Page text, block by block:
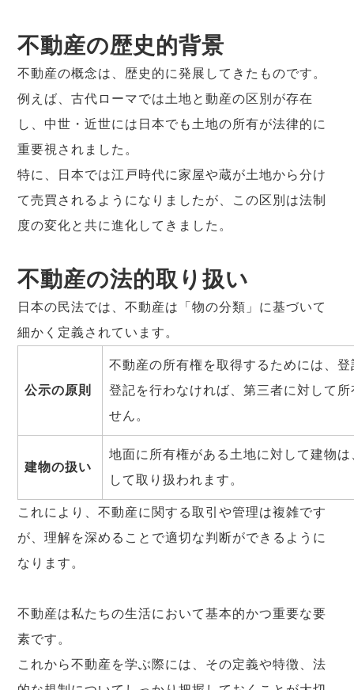
不動産の歴史的背景
不動産の概念は、歴史的に発展してきたものです。
例えば、古代ローマでは土地と動産の区別が存在
し、中世・近世には日本でも土地の所有が法律的に
重要視されました。
特に、日本では江戸時代に家屋や蔵が土地から分け
て売買されるようになりましたが、この区別は法制
度の変化と共に進化してきました。
不動産の法的取り扱い
日本の民法では、不動産は「物の分類」に基づいて
細かく定義されています。
公示の原則
不動産の所有権を取得するためには、
登記を行わなければ、第三者に対して
せん。
建物の扱い
地面に所有権がある土地に対して建物
して取り扱われます。
これにより、不動産に関する取引や管理は複雑です
が、理解を深めることで適切な判断ができるように
なります。
不動産は私たちの生活において基本的かつ重要な要
素です。
これから不動産を学ぶ際には、その定義や特徴、法